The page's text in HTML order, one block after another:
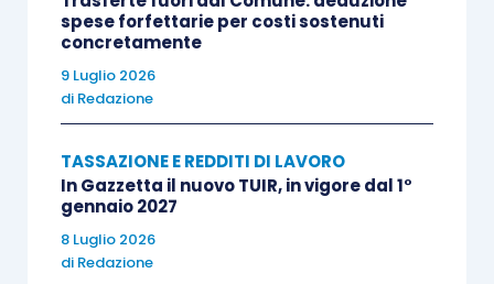
dicembre 2000, hanno individuato le prestazioni
pensionistiche da considerare rientranti nei
regimi di sicurezza sociale dei due Paesi. Tra
queste figurano espressamente anche le
pensioni erogate dalla CNIEG al personale delle
industrie elettriche e del gas francesi. Tale
qualificazione comporta l’applicazione
dell’articolo 18, paragrafo 2, della Convenzione e
spese forfettarie per costi sostenuti
concretamente
9 Luglio 2026
di Redazione
TASSAZIONE E REDDITI DI LAVORO
In Gazzetta il nuovo TUIR, in vigore dal 1°
gennaio 2027
8 Luglio 2026
di Redazione